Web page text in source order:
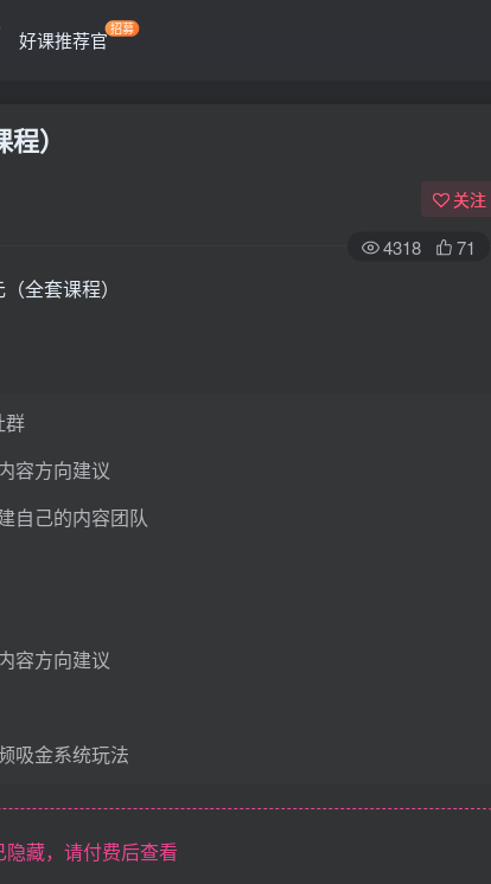
好课推荐官招募
）
关注
4318 71
全套课程）
群
容方向建议
自己的内容团队
容方向建议
吸金系统玩法
隐藏，请付费后查看